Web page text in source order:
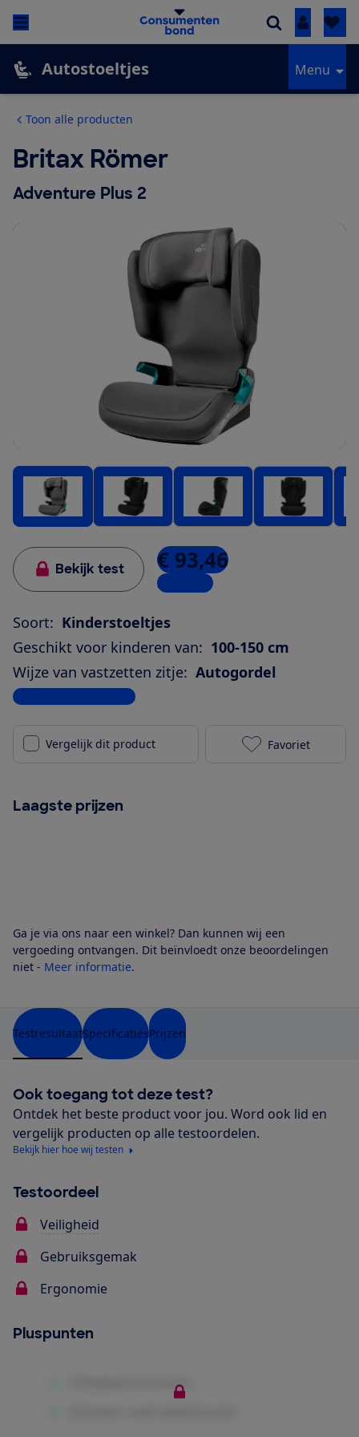
Inloggen
Autostoeltjes Menu
Toon alle producten
Britax Römer
Adventure Plus 2
Bekijk test € 93,46
2 winkels
Soort: Kinderstoeltjes
Geschikt voor kinderen van: 100-150 cm
Wijze van vastzetten zitje: Autogordel
Bekijk alle specificaties
Vergelijk dit product Britax Römer
Favoriet
Laagste prijzen
Ga je via ons naar een winkel? Dan kunnen wij een
vergoeding ontvangen. Dit beïnvloedt onze beoordelingen
niet - Meer informatie.
TestresultaatSpecificatiesPrijzen
Ook toegang tot deze test?
Ontdek het beste product voor jou. Word ook lid en
vergelijk producten op alle testoordelen.
Bekijk hier hoe wij testen
Testoordeel
Veiligheid
Gebruiksgemak
Ergonomie
Pluspunten